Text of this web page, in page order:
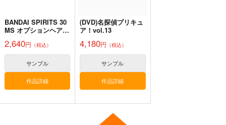
復刻 拳銃取扱要綱
辛子工房
専売 1,650円
ミリタリー
艦船の本 II
T.N.T.SHOW
660円
ミリタリー
BANDAI SPIRITS 30
MS オプションヘアス
Vol.13 プラモデル
2,640円 （税込）
サンプル
作品詳細
(DVD)名探偵プリキュ
ア！vol.13
4,180円 （税込）
サンプル
作品詳細